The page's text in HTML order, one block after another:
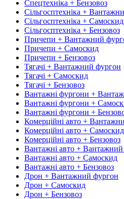
Спецтехніка + Бензовоз
Сільгосптехніка +
Сільгосптехніка + Самоскид
Сільгосптехніка + Бензовоз
Причепи + Вантажний
Причепи + Самоскид
Причепи + Бензовоз
Тягачі + Вантажний фургон
Тягачі + Самоскид
Тягачі + Бензовоз
Вантажні фургони +
Вантажні фургони +
Вантажні фургони +
Комерційні авто +
Комерційні авто + Самоскид
Комерційні авто + Бензовоз
Вантажні авто +
Вантажні авто + Самоскид
Вантажні авто + Бензовоз
Дрон + Вантажний фургон
Дрон + Самоскид
Дрон + Бензовоз